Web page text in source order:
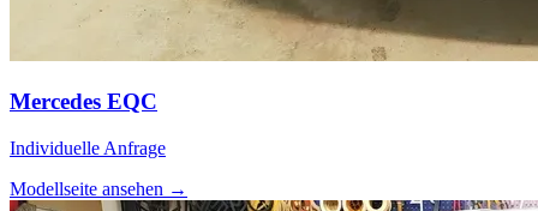
Mercedes EQC
Individuelle Anfrage
Modellseite ansehen →